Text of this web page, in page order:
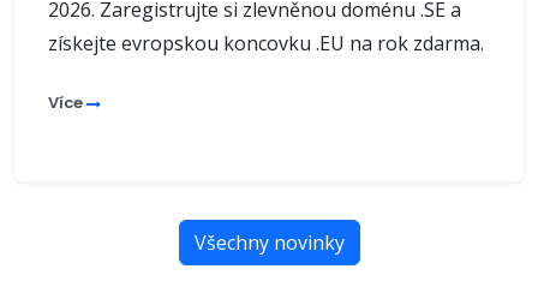
2026. Zaregistrujte si zlevněnou doménu .SE a
získejte evropskou koncovku .EU na rok zdarma.
Více
Všechny novinky